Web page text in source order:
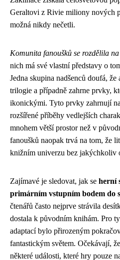
Geraltovi z Rivie miliony nových
možná nikdy nečetli.
Komunita fanoušků se rozdělila
nich má své vlastní představy o
Jedna skupina nadšenců doufá,
trilogie a případně zahrne prvky,
ikonickými. Tyto prvky zahrnují
rozšířené příběhy vedlejších
mnohem větší prostor než v
fanoušků naopak trvá na tom, že
knižním univerzu bez jakýchkoliv
Zajímavé je sledovat, jak se herní
primárním vstupním bodem do
čtenářů často nejprve strávila
dostala k původním knihám. Pro
adaptací bylo přirozeným
fantastickým světem. Očekávají,
některé události, které hry pouze